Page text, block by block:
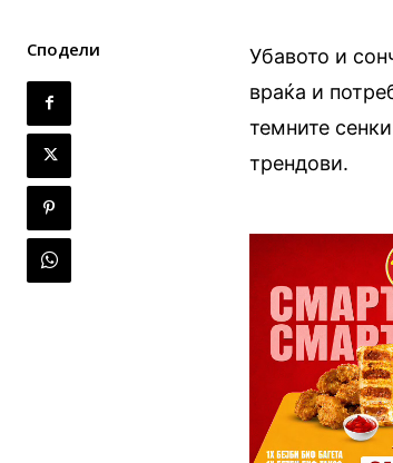
Сподели
Убавото и
враќа и
темните
трендови.